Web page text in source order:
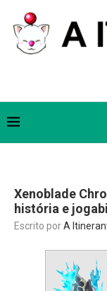
Xenoblade
história e
Escrito porA